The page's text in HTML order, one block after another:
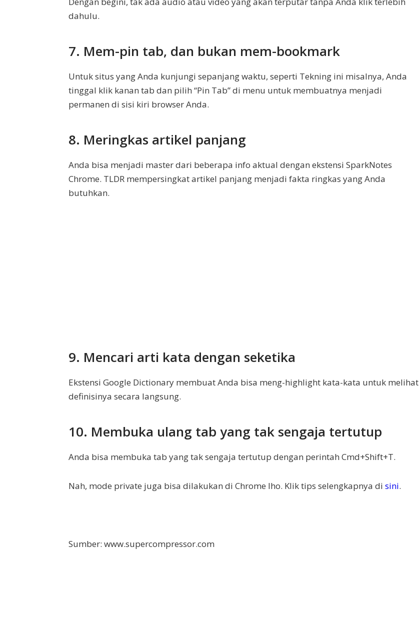
dahulu.
7. Mem-pin tab, dan bukan mem-bookmark
Untuk situs yang Anda kunjungi sepanjang waktu, seperti Tekning ini misalnya, Anda
tinggal klik kanan tab dan pilih “Pin Tab” di menu untuk membuatnya menjadi
permanen di sisi kiri browser Anda.
8. Meringkas artikel panjang
Anda bisa menjadi master dari beberapa info aktual dengan ekstensi SparkNotes
Chrome. TLDR mempersingkat artikel panjang menjadi fakta ringkas yang Anda
butuhkan.
9. Mencari arti kata dengan seketika
Ekstensi Google Dictionary membuat Anda bisa meng-highlight kata-kata untuk melihat
definisinya secara langsung.
10. Membuka ulang tab yang tak sengaja tertutup
Anda bisa membuka tab yang tak sengaja tertutup dengan perintah Cmd+Shift+T.
Nah, mode private juga bisa dilakukan di Chrome lho. Klik tips selengkapnya di sini.
Sumber: www.supercompressor.com